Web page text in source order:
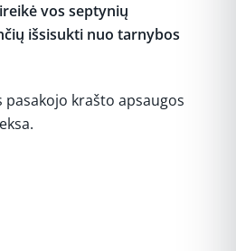
vos septynių
išsisukti nuo tarnybos
krašto apsaugos